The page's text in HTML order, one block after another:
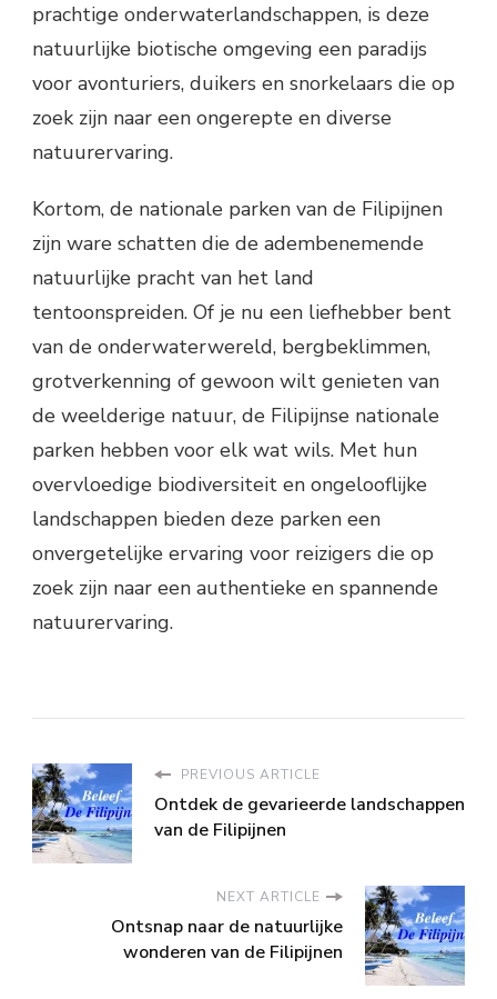
prachtige onderwaterlandschappen, is deze
natuurlijke biotische omgeving een paradijs
voor avonturiers, duikers en snorkelaars die op
zoek zijn naar een ongerepte en diverse
natuurervaring.
Kortom, de nationale parken van de Filipijnen
zijn ware schatten die de adembenemende
natuurlijke pracht van het land
tentoonspreiden. Of je nu een liefhebber bent
van de onderwaterwereld, bergbeklimmen,
grotverkenning of gewoon wilt genieten van
de weelderige natuur, de Filipijnse nationale
parken hebben voor elk wat wils. Met hun
overvloedige biodiversiteit en ongelooflijke
landschappen bieden deze parken een
onvergetelijke ervaring voor reizigers die op
zoek zijn naar een authentieke en spannende
natuurervaring.
PREVIOUS ARTICLE
Ontdek de gevarieerde landschappen
van de Filipijnen
NEXT ARTICLE
Ontsnap naar de natuurlijke
wonderen van de Filipijnen